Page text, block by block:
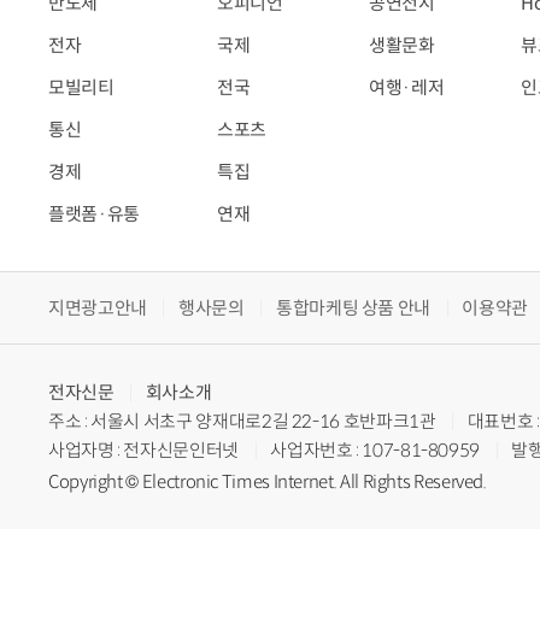
전자
모빌리티
통신
경제
플랫폼·유통
국제
전국
스포츠
특집
연재
생활문화
여행·레저
지면광고안내 행사문의 통합마케팅 상품 안내 이용약관
전자신문
회사소개
주소 : 서울시 서초구 양재대로2길 22-16 호반파크1관
대표번
사업자명 : 전자신문인터넷
사업자번호 : 107-81-80959
발
Copyright © Electronic Times Internet. All Rights Reserved.